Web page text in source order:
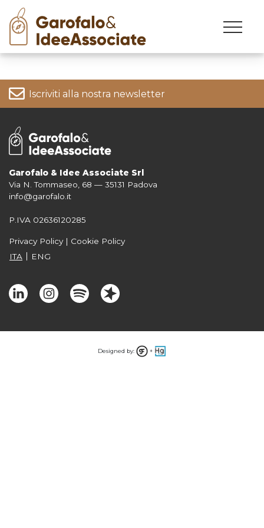
Skip
content
Iscriviti alla nostra newsletter
Per informazioni su come vengono trattati i tuoi dati consulta la nostra
Privacy Policy
Garofalo & Idee Associate Srl
Via N. Tommaseo, 68 — 35131 Padova
info@garofalo.it
P.IVA 02636120285
Privacy Policy | Cookie Policy
ITA
ENG
Designed by: +